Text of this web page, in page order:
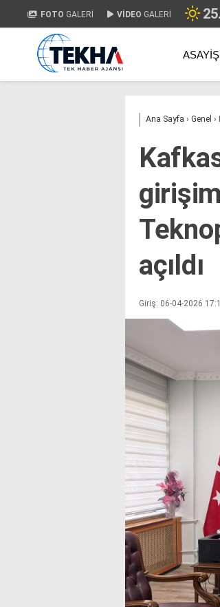
FOTO GALERİ VİDEO GALERİ
ASAYIŞ
Ana Sayfa › Genel ›
açıldı
Giriş: 06-04-2026